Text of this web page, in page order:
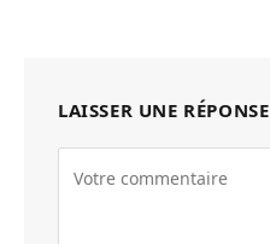
LAISSER UNE RÉPONSE